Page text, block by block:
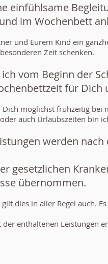
einfühlsame
und im Wochenbett
und Eurem Kind ein
Zeit schenken.
vom Beginn der
für Dich
Dich möglichst frühzeitig bei
auch Urlaubszeiten bin
werden nach
gesetzlichen
übernommen.
dies in aller Regel auch.
enthaltenen Leistungen